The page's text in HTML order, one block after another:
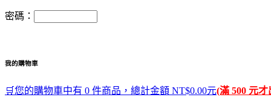
密碼：
我的購物車
🛒您的購物車中有 0 件商品，總計金額 NT$0.00元(滿 500 元才